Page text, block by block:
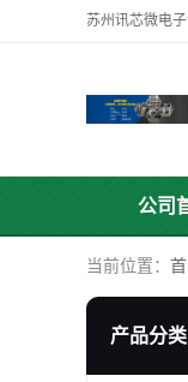
公司
当前位置：
产品分类